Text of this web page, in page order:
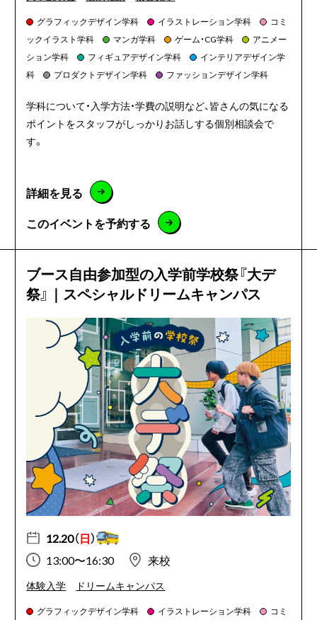
グラフィックデザイン学科 イラストレーション学科
コミ
ックイラスト学科
マンガ学科 ゲーム・CG学科
アニメー
ション学科
フィギュアデザイン学科
インテリアデザイン学
科
プロダクトデザイン学科 ファッションデザイン学科
学科について・入学方法・学費の説明など、皆さんの気になる
ポイントをスタッフがしっかりお話しする個別相談会で
す。
詳細を見る
このイベントを予約する
ブース自由参加型の入学前学校祭『大デ
祭』｜スペシャルドリームキャンパス
12.20（日）
13:00〜16:30
来校
体験入学 ドリームキャンパス
グラフィックデザイン学科 イラストレーション学科 コミ